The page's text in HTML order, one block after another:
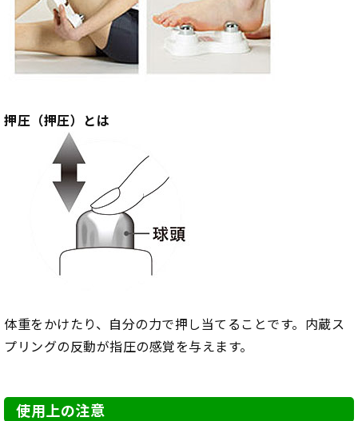
押圧（押圧）とは
体重をかけたり、自分の力で押し当てることです。内蔵ス
プリングの反動が指圧の感覚を与えます。
使用上の注意